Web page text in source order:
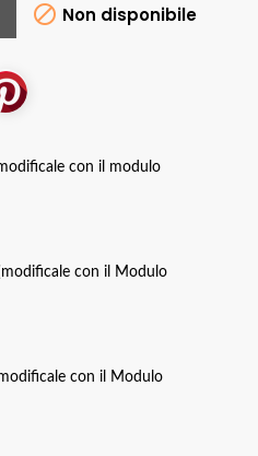
 Non disponibile
con il modulo
con il Modulo
con il Modulo